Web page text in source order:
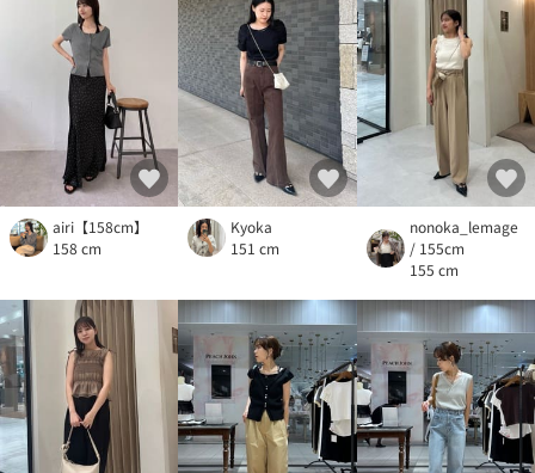
airi【158cm】
158 cm
Kyoka
151 cm
nonoka_lemage
/ 155cm
155 cm